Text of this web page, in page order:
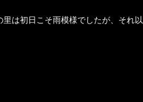
は初日こそ雨模様でしたが、それ以